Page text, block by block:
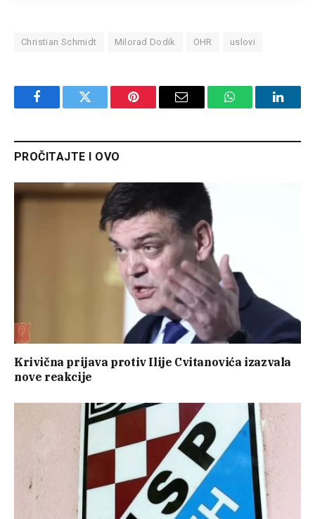
Christian Schmidt Milorad Dodik OHR uslovi
FacebookTwitter Pinterest Email WhatsApp
PROČITAJTE I OVO
Krivična prijava protiv Ilije Cvitanovića izazvala
nove reakcije